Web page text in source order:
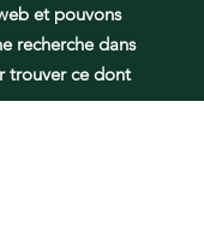
et pouvons
recherche dans
trouver ce dont